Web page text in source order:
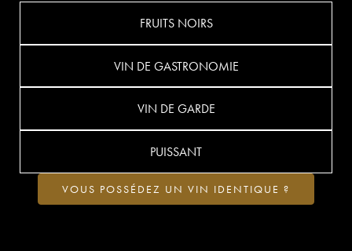
FRUITS NOIRS
VIN DE GASTRONOMIE
VIN DE GARDE
PUISSANT
VOUS POSSÉDEZ UN VIN IDENTIQUE ?